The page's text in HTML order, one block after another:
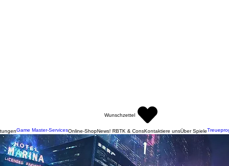
Wunschzettel
Game Master-ServicesOnline-ShopNews! RBTK & ConsKontaktiere unsÜber Spiele